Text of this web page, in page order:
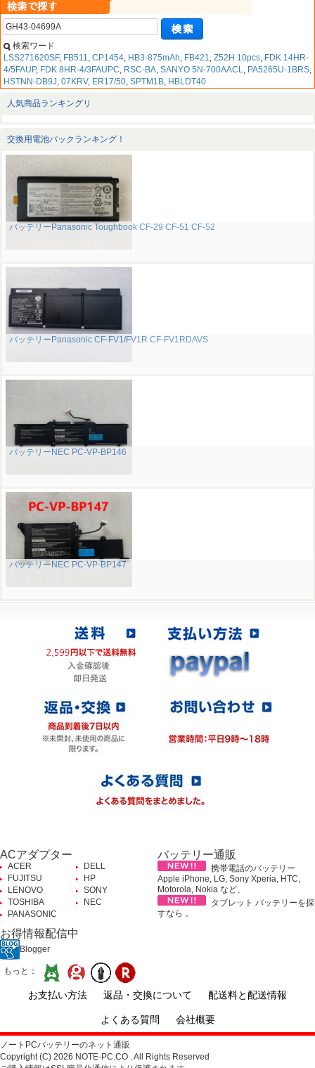
検索ワード
LSS271620SF, FB511, CP1454, HB3-875mAh, FB421, Z52H 10pcs, FDK 14HR-
4/5FAUP, FDK 8HR-4/3FAUPC, RSC-BA, SANYO 5N-700AACL, PA5265U-1BRS,
HSTNN-DB9J, 07KRV, ER17/50, SPTM1B, HBLDT40
人気商品ランキングリ
交換用電池パックランキング！
バッテリーPanasonic Toughbook CF-29 CF-51 CF-52
バッテリーPanasonic CF-FV1/FV1R CF-FV1RDAVS
バッテリーNEC PC-VP-BP146
バッテリーNEC PC-VP-BP147
ACアダプター
ACER
DELL
FUJITSU
HP
LENOVO
SONY
TOSHIBA
NEC
PANASONIC
バッテリー通販
携帯電話のバッテリー
Apple iPhone, LG, Sony Xperia, HTC,
Motorola, Nokia など、
タブレット バッテリーを探
すなら 。
お得情報配信中
Blogger
もっと：
お支払い方法 返品・交換について 配送料と配送情報
よくある質問 会社概要
ノートPCバッテリーのネット通販
Copyright (C) 2026 NOTE-PC.CO . All Rights Reserved